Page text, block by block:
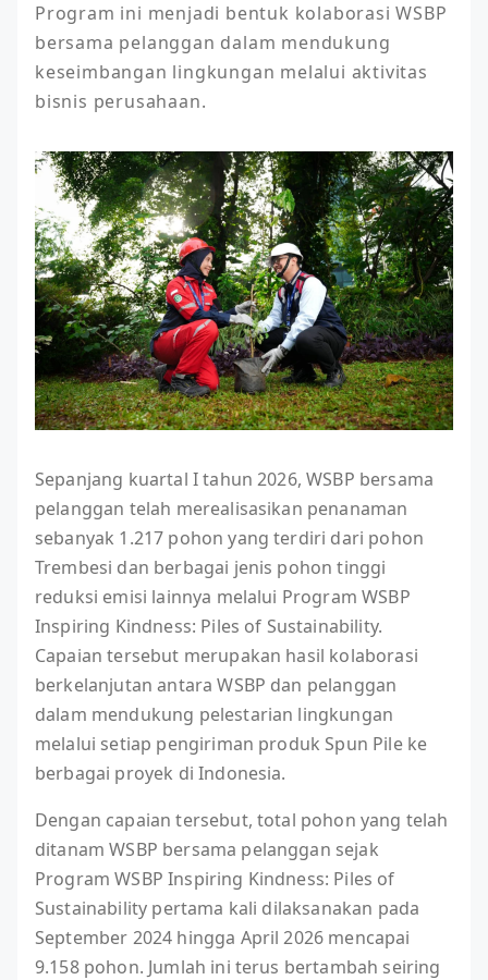
Program ini menjadi bentuk kolaborasi WSBP
bersama pelanggan dalam mendukung
keseimbangan lingkungan melalui aktivitas
bisnis perusahaan.
Sepanjang kuartal I tahun 2026, WSBP bersama
pelanggan telah merealisasikan penanaman
sebanyak 1.217 pohon yang terdiri dari pohon
Trembesi dan berbagai jenis pohon tinggi
reduksi emisi lainnya melalui Program WSBP
Inspiring Kindness: Piles of Sustainability.
Capaian tersebut merupakan hasil kolaborasi
berkelanjutan antara WSBP dan pelanggan
dalam mendukung pelestarian lingkungan
melalui setiap pengiriman produk Spun Pile ke
berbagai proyek di Indonesia.
Dengan capaian tersebut, total pohon yang telah
ditanam WSBP bersama pelanggan sejak
Program WSBP Inspiring Kindness: Piles of
Sustainability pertama kali dilaksanakan pada
September 2024 hingga April 2026 mencapai
9.158 pohon. Jumlah ini terus bertambah seiring